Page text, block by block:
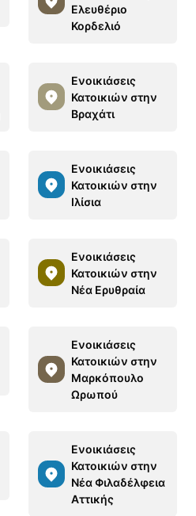
Ελευθέριο
Κορδελιό
Ενοικιάσεις
Κατοικιών στην
Βραχάτι
Ενοικιάσεις
Κατοικιών στην
Ιλίσια
Ενοικιάσεις
Κατοικιών στην
Νέα Ερυθραία
Ενοικιάσεις
Κατοικιών στην
Μαρκόπουλο
Ωρωπού
Ενοικιάσεις
Κατοικιών στην
Νέα Φιλαδέλφεια
Αττικής